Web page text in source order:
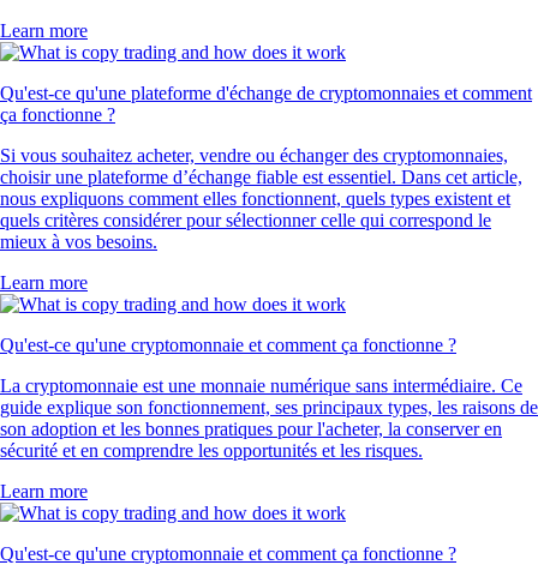
Learn more
Qu'est-ce qu'une plateforme d'échange de cryptomonnaies et comment
ça fonctionne ?
Si vous souhaitez acheter, vendre ou échanger des cryptomonnaies,
choisir une plateforme d’échange fiable est essentiel. Dans cet article,
nous expliquons comment elles fonctionnent, quels types existent et
quels critères considérer pour sélectionner celle qui correspond le
mieux à vos besoins.
Learn more
Qu'est-ce qu'une cryptomonnaie et comment ça fonctionne ?
La cryptomonnaie est une monnaie numérique sans intermédiaire. Ce
guide explique son fonctionnement, ses principaux types, les raisons de
son adoption et les bonnes pratiques pour l'acheter, la conserver en
sécurité et en comprendre les opportunités et les risques.
Learn more
Qu'est-ce qu'une cryptomonnaie et comment ça fonctionne ?